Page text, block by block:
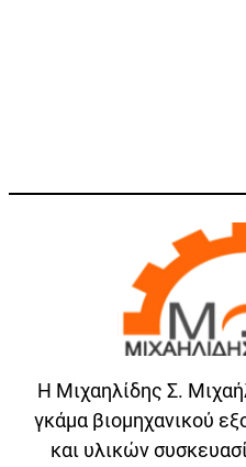
Η Μιχαηλίδης Σ.
γκάμα βιομηχανικού
και υλικών